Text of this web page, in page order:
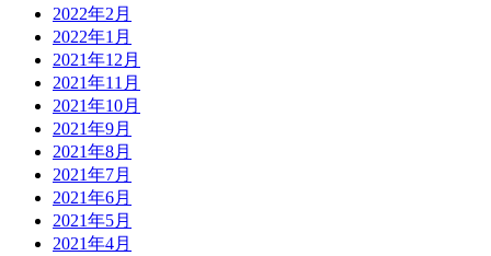
2022年2月
2022年1月
2021年12月
2021年11月
2021年10月
2021年9月
2021年8月
2021年7月
2021年6月
2021年5月
2021年4月